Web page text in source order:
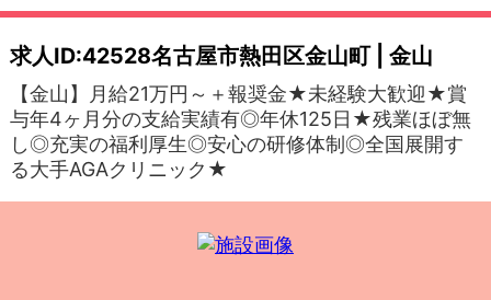
求人ID:42528名古屋市熱田区金山町 | 金山
【金山】月給21万円～＋報奨金★未経験大歓迎★賞
与年4ヶ月分の支給実績有◎年休125日★残業ほぼ無
し◎充実の福利厚生◎安心の研修体制◎全国展開す
る大手AGAクリニック★